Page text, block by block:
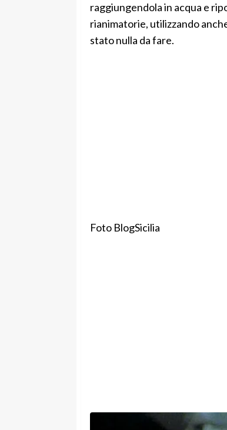
raggiungendola in acqua e
rianimatorie, utilizzando
stato nulla da fare.
Foto BlogSicilia